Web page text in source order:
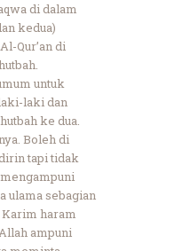
di dalam
kedua)
Qur’an di
untuk
laki dan
ke dua.
Boleh di
tapi tidak
ulama sebagian
haram
ampuni